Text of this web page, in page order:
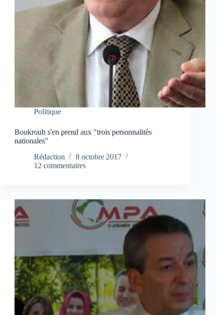
Politique
Boukrouh s'en prend aux "trois personnalités
nationales"
Rédaction
8 octobre 2017
12 commentaires